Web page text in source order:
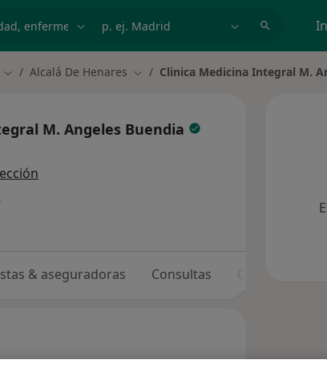
Cambiar de ciudad
Alcalá De Henares Cambiar de ciudad
Clinica Medicina Integral M.
M. Angeles Buendia
& aseguradoras Consultas Opiniones